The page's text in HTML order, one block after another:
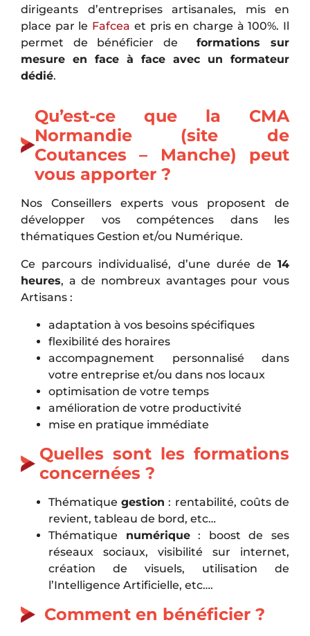
dirigeants d’entreprises artisanales, mis en
place par le Fafcea et pris en charge à 100%. Il
permet de bénéficier deformations sur
mesure en face à face avec un formateur
dédié.
Qu’est-ce que la CMA
Normandie (site de
Coutances – Manche) peut
vous apporter ?
Nos Conseillers experts vous proposent de
développer vos compétences dans les
thématiques Gestion et/ou Numérique.
Ce parcours individualisé, d’une durée de 14
heures, a de nombreux avantages pour vous
Artisans :
adaptation à vos besoins spécifiques
flexibilité des horaires
accompagnement personnalisé dans
votre entreprise et/ou dans nos locaux
optimisation de votre temps
amélioration de votre productivité
mise en pratique immédiate
Quelles sont les formations
concernées ?
Thématiquegestion : rentabilité, coûts de
revient, tableau de bord, etc…
Thématique numérique: boost de ses
réseaux sociaux, visibilité sur internet,
création de visuels, utilisation de
l’Intelligence Artificielle, etc….
Comment en bénéficier ?